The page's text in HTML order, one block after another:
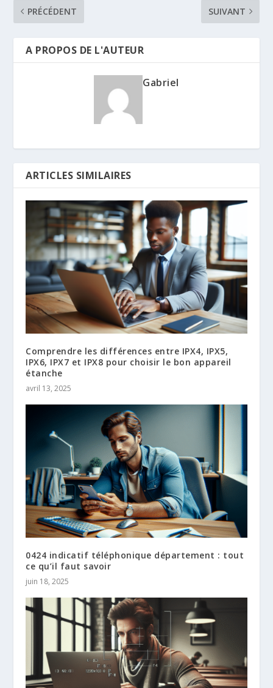
PRÉCÉDENT
SUIVANT
A PROPOS DE L'AUTEUR
Gabriel
ARTICLES SIMILAIRES
Comprendre les différences entre IPX4, IPX5,
IPX6, IPX7 et IPX8 pour choisir le bon appareil
étanche
avril 13, 2025
0424 indicatif téléphonique département : tout
ce qu’il faut savoir
juin 18, 2025